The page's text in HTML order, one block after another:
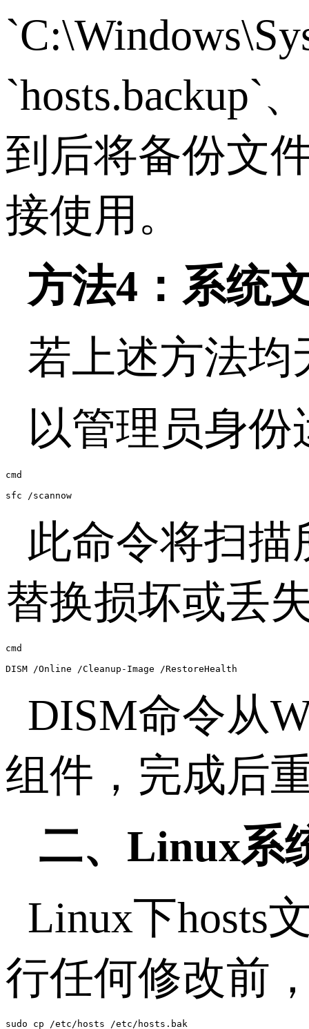
`hosts.backup`、
到后将备份文
接使用。
方法4 ：系统
若上述方法均
以管理员身
cmd
sfc /scannow
此命令将扫
替换损坏或丢
cmd
DISM /Online /Cleanup-Image /RestoreHealth
DISM命令从
组件，完成后
二、 Linux系
Linux下hosts
行任何修改前
sudo cp /etc/hosts /etc/hosts.bak